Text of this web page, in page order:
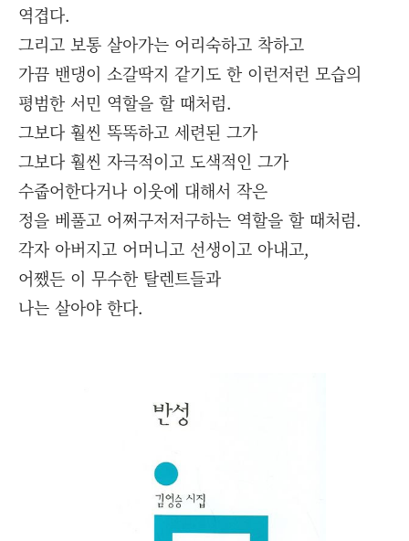
역겹다.
그리고 보통 살아가는 어리숙하고 착하고
가끔 밴댕이 소갈딱지 같기도 한 이런저런 모습의
평범한 서민 역할을 할 때처럼.
그보다 훨씬 똑똑하고 세련된 그가
그보다 훨씬 자극적이고 도색적인 그가
수줍어한다거나 이웃에 대해서 작은
정을 베풀고 어쩌구저저구하는 역할을 할 때처럼.
각자 아버지고 어머니고 선생이고 아내고,
어쨌든 이 무수한 탈렌트들과
나는 살아야 한다.